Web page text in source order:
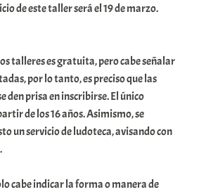
de este taller será el 19 de marzo.
talleres es gratuita, pero cabe señalar
por lo tanto, es preciso que las
den prisa en inscribirse. El único
de los 16 años. Asimismo, se
un servicio de ludoteca, avisando con
cabe indicar la forma o manera de